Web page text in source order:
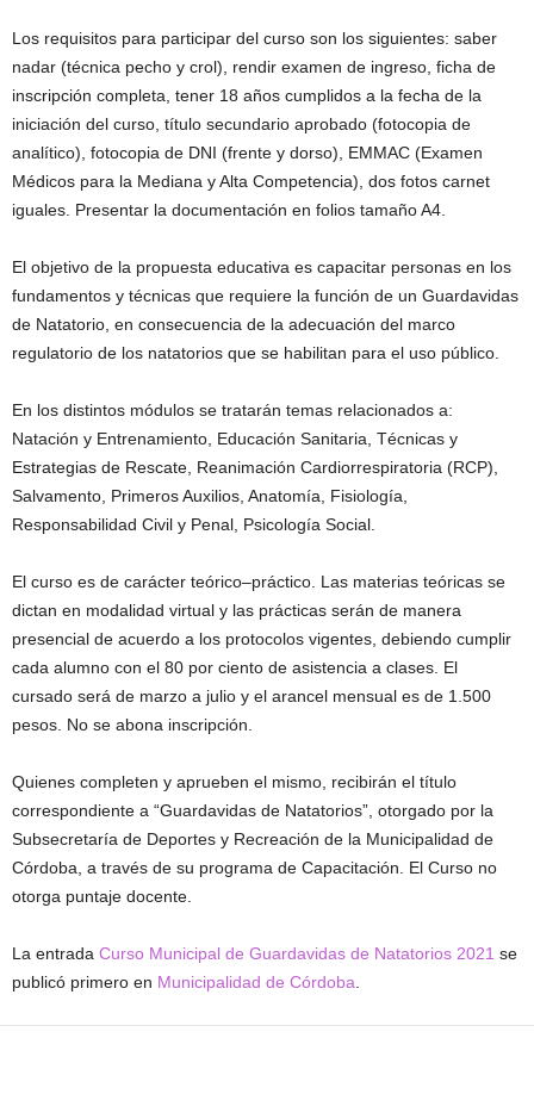
Los requisitos para participar del curso son los siguientes: saber
nadar (técnica pecho y crol), rendir examen de ingreso, ficha de
inscripción completa, tener 18 años cumplidos a la fecha de la
iniciación del curso, título secundario aprobado (fotocopia de
analítico), fotocopia de DNI (frente y dorso), EMMAC (Examen
Médicos para la Mediana y Alta Competencia), dos fotos carnet
iguales. Presentar la documentación en folios tamaño A4.
El objetivo de la propuesta educativa es capacitar personas en los
fundamentos y técnicas que requiere la función de un Guardavidas
de Natatorio, en consecuencia de la adecuación del marco
regulatorio de los natatorios que se habilitan para el uso público.
En los distintos módulos se tratarán temas relacionados a:
Natación y Entrenamiento, Educación Sanitaria, Técnicas y
Estrategias de Rescate, Reanimación Cardiorrespiratoria (RCP),
Salvamento, Primeros Auxilios, Anatomía, Fisiología,
Responsabilidad Civil y Penal, Psicología Social.
El curso es de carácter teórico–práctico. Las materias teóricas se
dictan en modalidad virtual y las prácticas serán de manera
presencial de acuerdo a los protocolos vigentes, debiendo cumplir
cada alumno con el 80 por ciento de asistencia a clases. El
cursado será de marzo a julio y el arancel mensual es de 1.500
pesos. No se abona inscripción.
Quienes completen y aprueben el mismo, recibirán el título
correspondiente a “Guardavidas de Natatorios”, otorgado por la
Subsecretaría de Deportes y Recreación de la Municipalidad de
Córdoba, a través de su programa de Capacitación. El Curso no
otorga puntaje docente.
La entrada Curso Municipal de Guardavidas de Natatorios 2021 se
publicó primero en Municipalidad de Córdoba